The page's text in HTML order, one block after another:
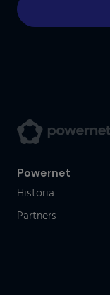
Powernet
Historia
Partners